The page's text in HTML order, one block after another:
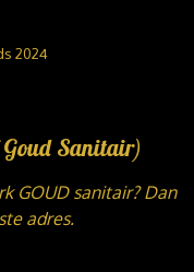
2024
Sanitair)
GOUD sanitair? Dan
adres.